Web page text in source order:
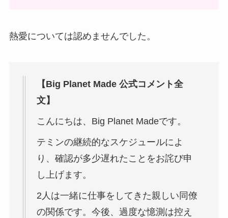
熱愛については認めませんでした。
【Big Planet Made 公式コメント全
文】
こんにちは、Big Planet Madeです。
テミンの継続的なスケジュールによ
り、確認が多少遅れたことをお詫び申
し上げます。
2人は一緒に仕事をしてきた親しい同僚
の関係です。今後、過度な憶測は控え